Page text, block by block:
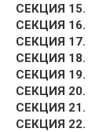
СЕКЦИЯ 15.
СЕКЦИЯ 16.
СЕКЦИЯ 17.
СЕКЦИЯ 18.
СЕКЦИЯ 19.
СЕКЦИЯ 20.
СЕКЦИЯ 21.
СЕКЦИЯ 22.